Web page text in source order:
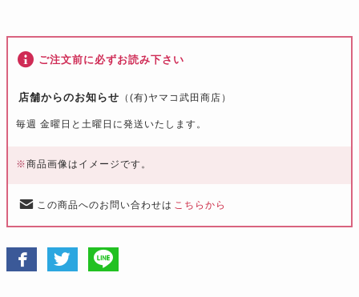
ご注文前に必ずお読み下さい
店舗からのお知らせ （(有)ヤマコ武田商店）
毎週 金曜日と土曜日に発送いたします。
※商品画像はイメージです。
この商品へのお問い合わせは こちらから